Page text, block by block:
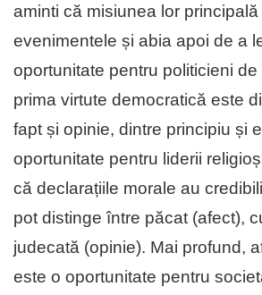
aminti că misiunea lor
evenimentele și abia apoi de a
oportunitate pentru politicieni de
prima virtute democratică este
fapt și opinie, dintre principiu și
oportunitate pentru liderii
că declarațiile morale au
pot distinge între păcat (afect),
judecată (opinie). Mai profund,
este o oportunitate pentru